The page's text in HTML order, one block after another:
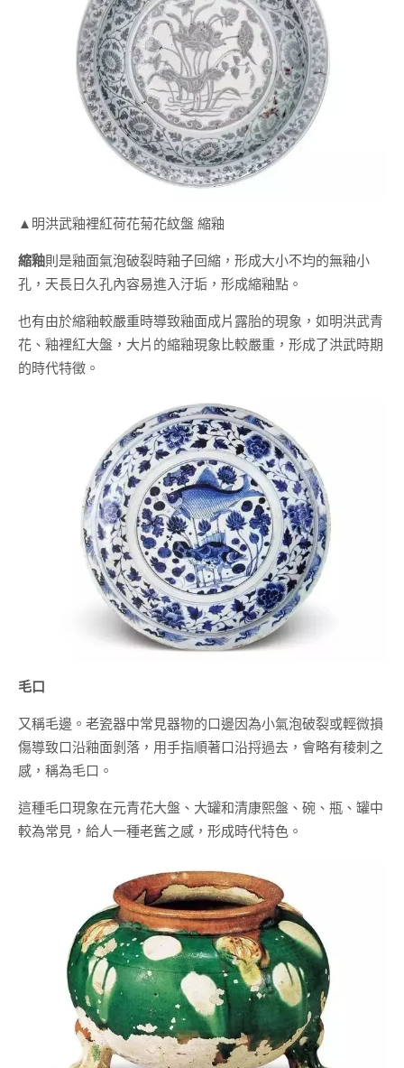
▲明洪武釉裡紅荷花菊花紋盤 縮釉
縮釉則是釉面氣泡破裂時釉子回縮，形成大小不均的無釉小
孔，天長日久孔內容易進入汙垢，形成縮釉點。
也有由於縮釉較嚴重時導致釉面成片露胎的現象，如明洪武青
花、釉裡紅大盤，大片的縮釉現象比較嚴重，形成了洪武時期
的時代特徵。
毛口
又稱毛邊。老瓷器中常見器物的口邊因為小氣泡破裂或輕微損
傷導致口沿釉面剝落，用手指順著口沿捋過去，會略有稜刺之
感，稱為毛口。
這種毛口現象在元青花大盤、大罐和清康熙盤、碗、瓶、罐中
較為常見，給人一種老舊之感，形成時代特色。